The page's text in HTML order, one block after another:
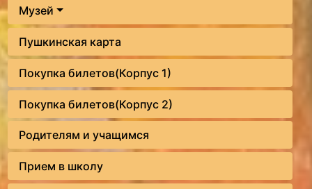
Музей
Пушкинская карта
Покупка билетов(Корпус 1)
Покупка билетов(Корпус 2)
Родителям и учащимся
Прием в школу